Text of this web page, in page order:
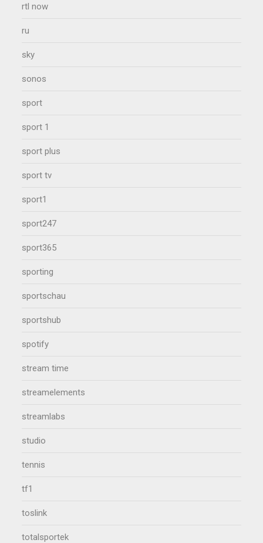
rtl now
ru
sky
sonos
sport
sport 1
sport plus
sport tv
sport1
sport247
sport365
sporting
sportschau
sportshub
spotify
stream time
streamelements
streamlabs
studio
tennis
tf1
toslink
totalsportek